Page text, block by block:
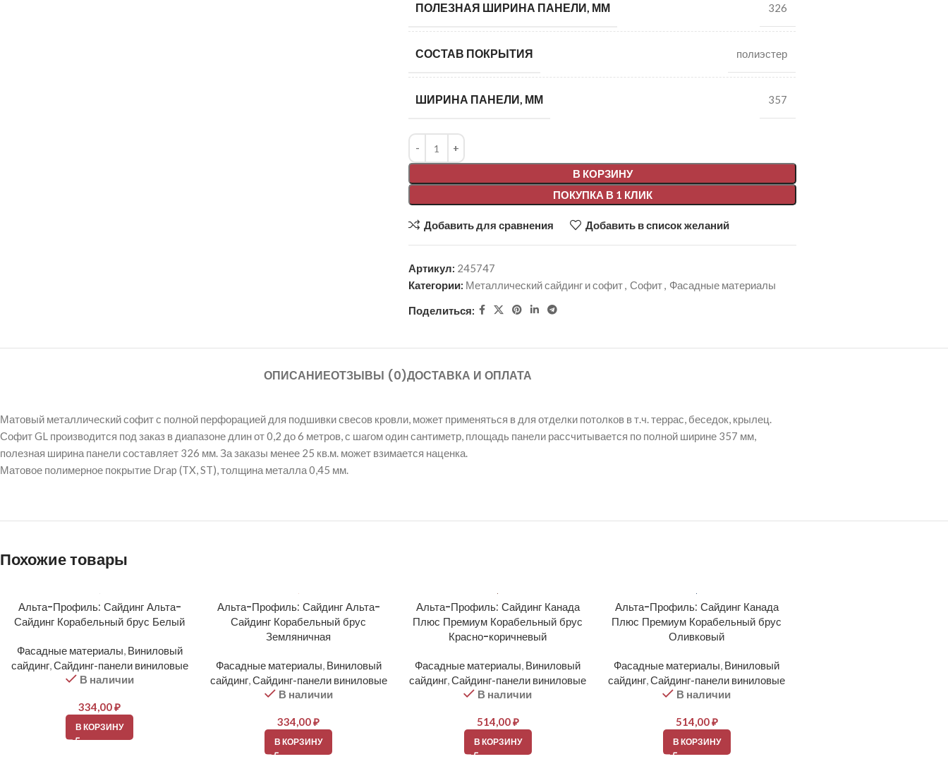
ПОЛЕЗНАЯ ШИРИНА ПАНЕЛИ, ММ 326
СОСТАВ ПОКРЫТИЯ полиэстер
ШИРИНА ПАНЕЛИ, ММ 357
В КОРЗИНУ
ПОКУПКА В 1 КЛИК
Alternative:
Добавить для сравнения Добавить в список желаний
Артикул: 245747
Категории: Металлический сайдинг и софит, Софит, Фасадные материалы
Поделиться:
ОПИСАНИЕОТЗЫВЫ (0)ДОСТАВКА И ОПЛАТА
Матовый металлический софит с полной перфорацией для подшивки свесов кровли, может применяться в для отделки потолков в т.ч. террас, беседок, крылец.
Софит GL производится под заказ в диапазоне длин от 0,2 до 6 метров, с шагом один сантиметр, площадь панели рассчитывается по полной ширине 357 мм,
полезная ширина панели составляет 326 мм. За заказы менее 25 кв.м. может взимается наценка.
Матовое полимерное покрытие Drap (TX, ST), толщина металла 0,45 мм.
Похожие товары
Альта-Профиль: Сайдинг Альта-
Сайдинг Корабельный брус Белый
Фасадные материалы, Виниловый
сайдинг,Сайдинг-панели виниловые
В наличии
334,00₽
В КОРЗИНУ
Альта-Профиль: Сайдинг Альта-
Сайдинг Корабельный брус
Земляничная
Фасадные материалы, Виниловый
сайдинг,Сайдинг-панели виниловые
В наличии
334,00₽
В КОРЗИНУ
Альта-Профиль: Сайдинг Канада
Плюс Премиум Корабельный брус
Красно-коричневый
Фасадные материалы, Виниловый
сайдинг,Сайдинг-панели виниловые
В наличии
514,00₽
В КОРЗИНУ
Альта-Профиль: Сайдинг Канада
Плюс Премиум Корабельный брус
Оливковый
Фасадные материалы, Виниловый
сайдинг,Сайдинг-панели виниловые
В наличии
514,00₽
В КОРЗИНУ